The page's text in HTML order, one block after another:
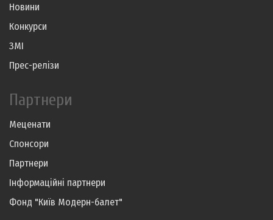
Новини
Конкурси
ЗМІ
Прес-релізи
Партнери
Меценати
Спонсори
Партнери
Інформаційні партнери
Фонд "Київ Модерн-балет"